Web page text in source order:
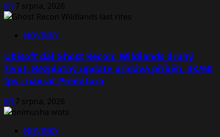
Jiří7 srpna, 2026
NOVINKY
Ubisoft dal Ghost Recon: Wildlands druhý
život. Bezplatný update přidává příběh, 4K/60
fps i návrat Predátora
Jiří7 srpna, 2026
NOVINKY